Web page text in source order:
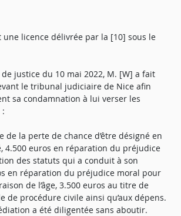
licence délivrée par la [10] sous le
de justice du 10 mai 2022, M. [W] a fait
le tribunal judiciaire de Nice afin
sa condamnation à lui verser les
de la perte de chance d’être désigné en
4.500 euros en réparation du préjudice
des statuts qui a conduit à son
en réparation du préjudice moral pour
de l’âge, 3.500 euros au titre de
de procédure civile ainsi qu’aux dépens.
a été diligentée sans aboutir.